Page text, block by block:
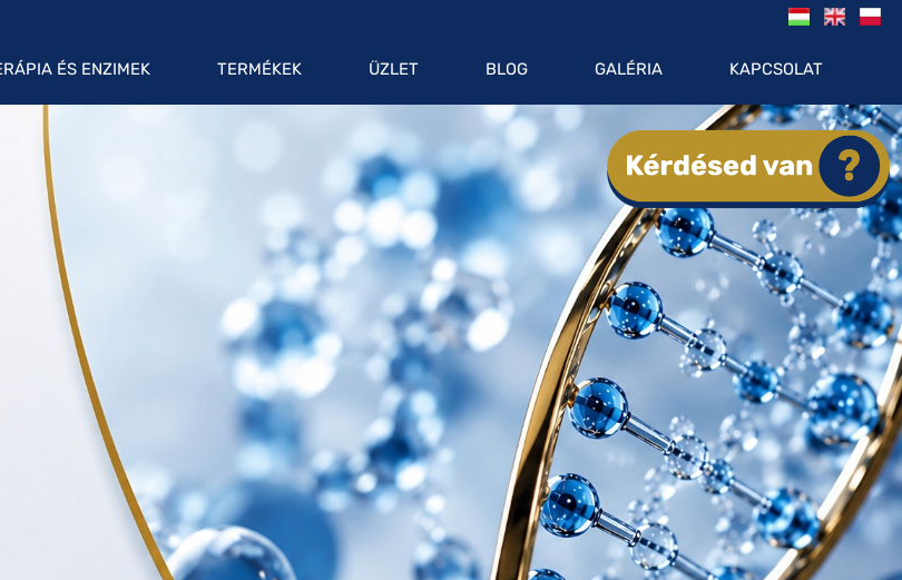
ÉS ENZIMEK
ALKALMAZÁSA A
TUDNI AZ
DIÉTA
TERMÉKEK
DXN GYÓGYGOMBÁK /
SUPERFOODS
ÉLELMISZEREK ÉS ITALOK
SZEMÉLYES HIGIÉNIA
DXN TERMÉKKATALÓGUS
KIVÁLÓ MINŐSÉGŰ KALLOW DXN
KOZMETIKUMOK
ÜZLET
KÁVÉIVAL
DXN SHOP APPLIKÁCIÓ
TERMÉKRENDELÉS
AKTUÁLIS DXN ÁRLISTA
DXN MARKETINGTERV ELŐNYEI
ASP PROGRAM ELŐNYEI
BLOG GALÉRIA KAPCSOLAT